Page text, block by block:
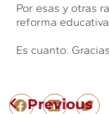
Por esas y otras
reforma
Es cuanto.
Previous